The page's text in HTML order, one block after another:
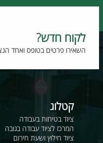
תמורה מלאה למחיר
חדש?
פרטים בטופס ואחד הנציגים